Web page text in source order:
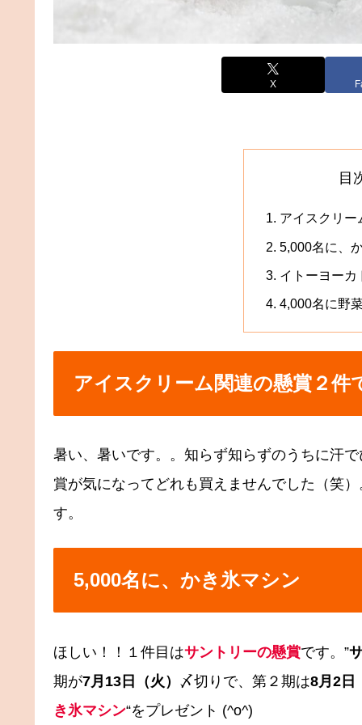
X
目
アイスクリー
5,000名に、
イトーヨーカ
4,000名に野
アイスクリーム関連の懸賞２件
暑い、暑いです。。知らず知らずのうちに汗
賞が気になってどれも買えませんでした（笑
す。
5,000名に、かき氷マシン
ほしい！！１件目はサントリーの懸賞です。”
期が7月13日（火） 〆切りで、第２期は8月2日
き氷マシン“をプレゼント (^o^)